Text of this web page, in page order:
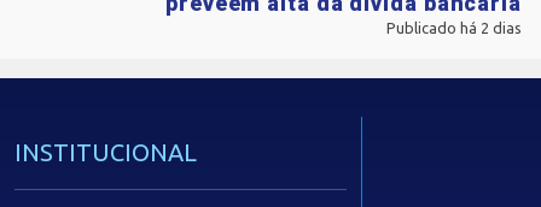
Publicado há 2 dias
INSTITUCIONAL